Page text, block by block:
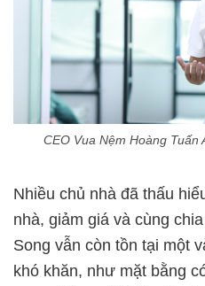
CEO Vua Nệm Hoàng Tuấn
Nhiều chủ nhà đã thấu
nhà, giảm giá và cùng
Song vẫn còn tồn tại một
khó khăn, như mặt bằng